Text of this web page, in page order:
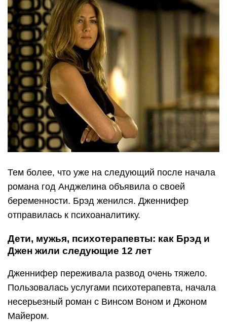
Тем более, что уже на следующий после начала
романа год Анджелина объявила о своей
беременности. Брэд женился. Дженнифер
отправилась к психоаналитику.
Дети, мужья, психотерапевты: как Брэд и
Джен жили следующие 12 лет
Дженнифер переживала развод очень тяжело.
Пользовалась услугами психотерапевта, начала
несерьезный роман с Винсом Воном и Джоном
Майером.